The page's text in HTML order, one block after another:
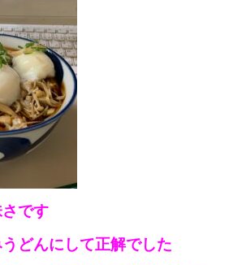
です
どんにして正解でした